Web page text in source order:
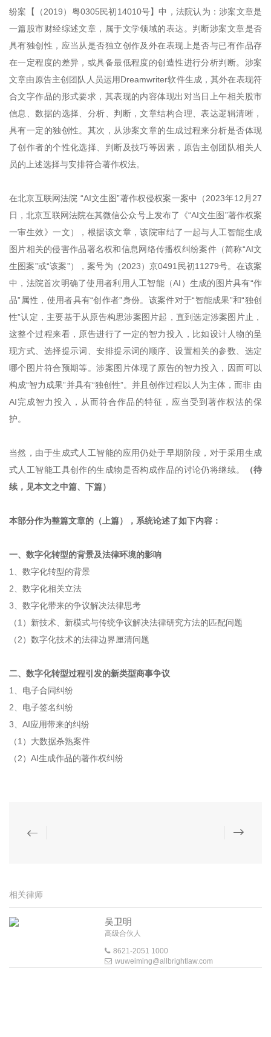
纷案【（2019）粤0305民初14010号】中，法院认为：涉案文章是
一篇股市财经综述文章，属于文学领域的表达。判断涉案文章是否
具有独创性，应当从是否独立创作及外在表现上是否与已有作品存
在一定程度的差异，或具备最低程度的创造性进行分析判断。涉案
文章由原告主创团队人员运用Dreamwriter软件生成，其外在表现符
合文字作品的形式要求，其表现的内容体现出对当日上午相关股市
信息、数据的选择、分析、判断，文章结构合理、表达逻辑清晰，
具有一定的独创性。其次，从涉案文章的生成过程来分析是否体现
了创作者的个性化选择、判断及技巧等因素，原告主创团队相关人
员的上述选择与安排符合著作权法。
在北京互联网法院 “AI文生图”著作权侵权案一案中（2023年12月27
日，北京互联网法院在其微信公众号上发布了《“AI文生图”著作权案
一审生效》一文），根据该文章，该院审结了一起与人工智能生成
图片相关的侵害作品署名权和信息网络传播权纠纷案件（简称“AI文
生图案”或“该案”），案号为（2023）京0491民初11279号。在该案
中，法院首次明确了使用者利用人工智能（AI）生成的图片具有“作
品”属性，使用者具有“创作者”身份。该案件对于“智能成果”和“独创
性”认定，主要基于从原告构思涉案图片起，直到选定涉案图片止，
这整个过程来看，原告进行了一定的智力投入，比如设计人物的呈
现方式、选择提示词、安排提示词的顺序、设置相关的参数、选定
哪个图片符合预期等。涉案图片体现了原告的智力投入，因而可以
构成“智力成果”并具有“独创性”。并且创作过程以人为主体，而非 由
AI完成智力投入，从而符合作品的特征，应当受到著作权法的保
护。
当然，由于生成式人工智能的应用仍处于早期阶段，对于采用生成
式人工智能工具创作的生成物是否构成作品的讨论仍将继续。
（待
续，见本文之中篇、下篇）
本部分作为整篇文章的（上篇），系统论述了如下内容：
一、数字化转型的背景及法律环境的影响
1、数字化转型的背景
2、数字化相关立法
3、数字化带来的争议解决法律思考
（1）新技术、新模式与传统争议解决法律研究方法的匹配问题
（2）数字化技术的法律边界厘清问题
二、数字化转型过程引发的新类型商事争议
1、电子合同纠纷
2、电子签名纠纷
3、AI应用带来的纠纷
（1）大数据杀熟案件
（2）AI生成作品的著作权纠纷
相关律师
吴卫明
高级合伙人
8621-2051 1000
wuweiming@allbrightlaw.com